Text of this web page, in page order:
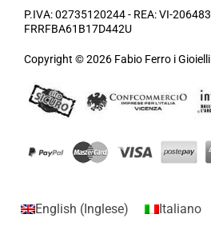
P.IVA: 02735120244 - REA: VI-
FRRFBA61B17D442U
Copyright © 2026 Fabio Ferro i
English (Inglese) Italiano